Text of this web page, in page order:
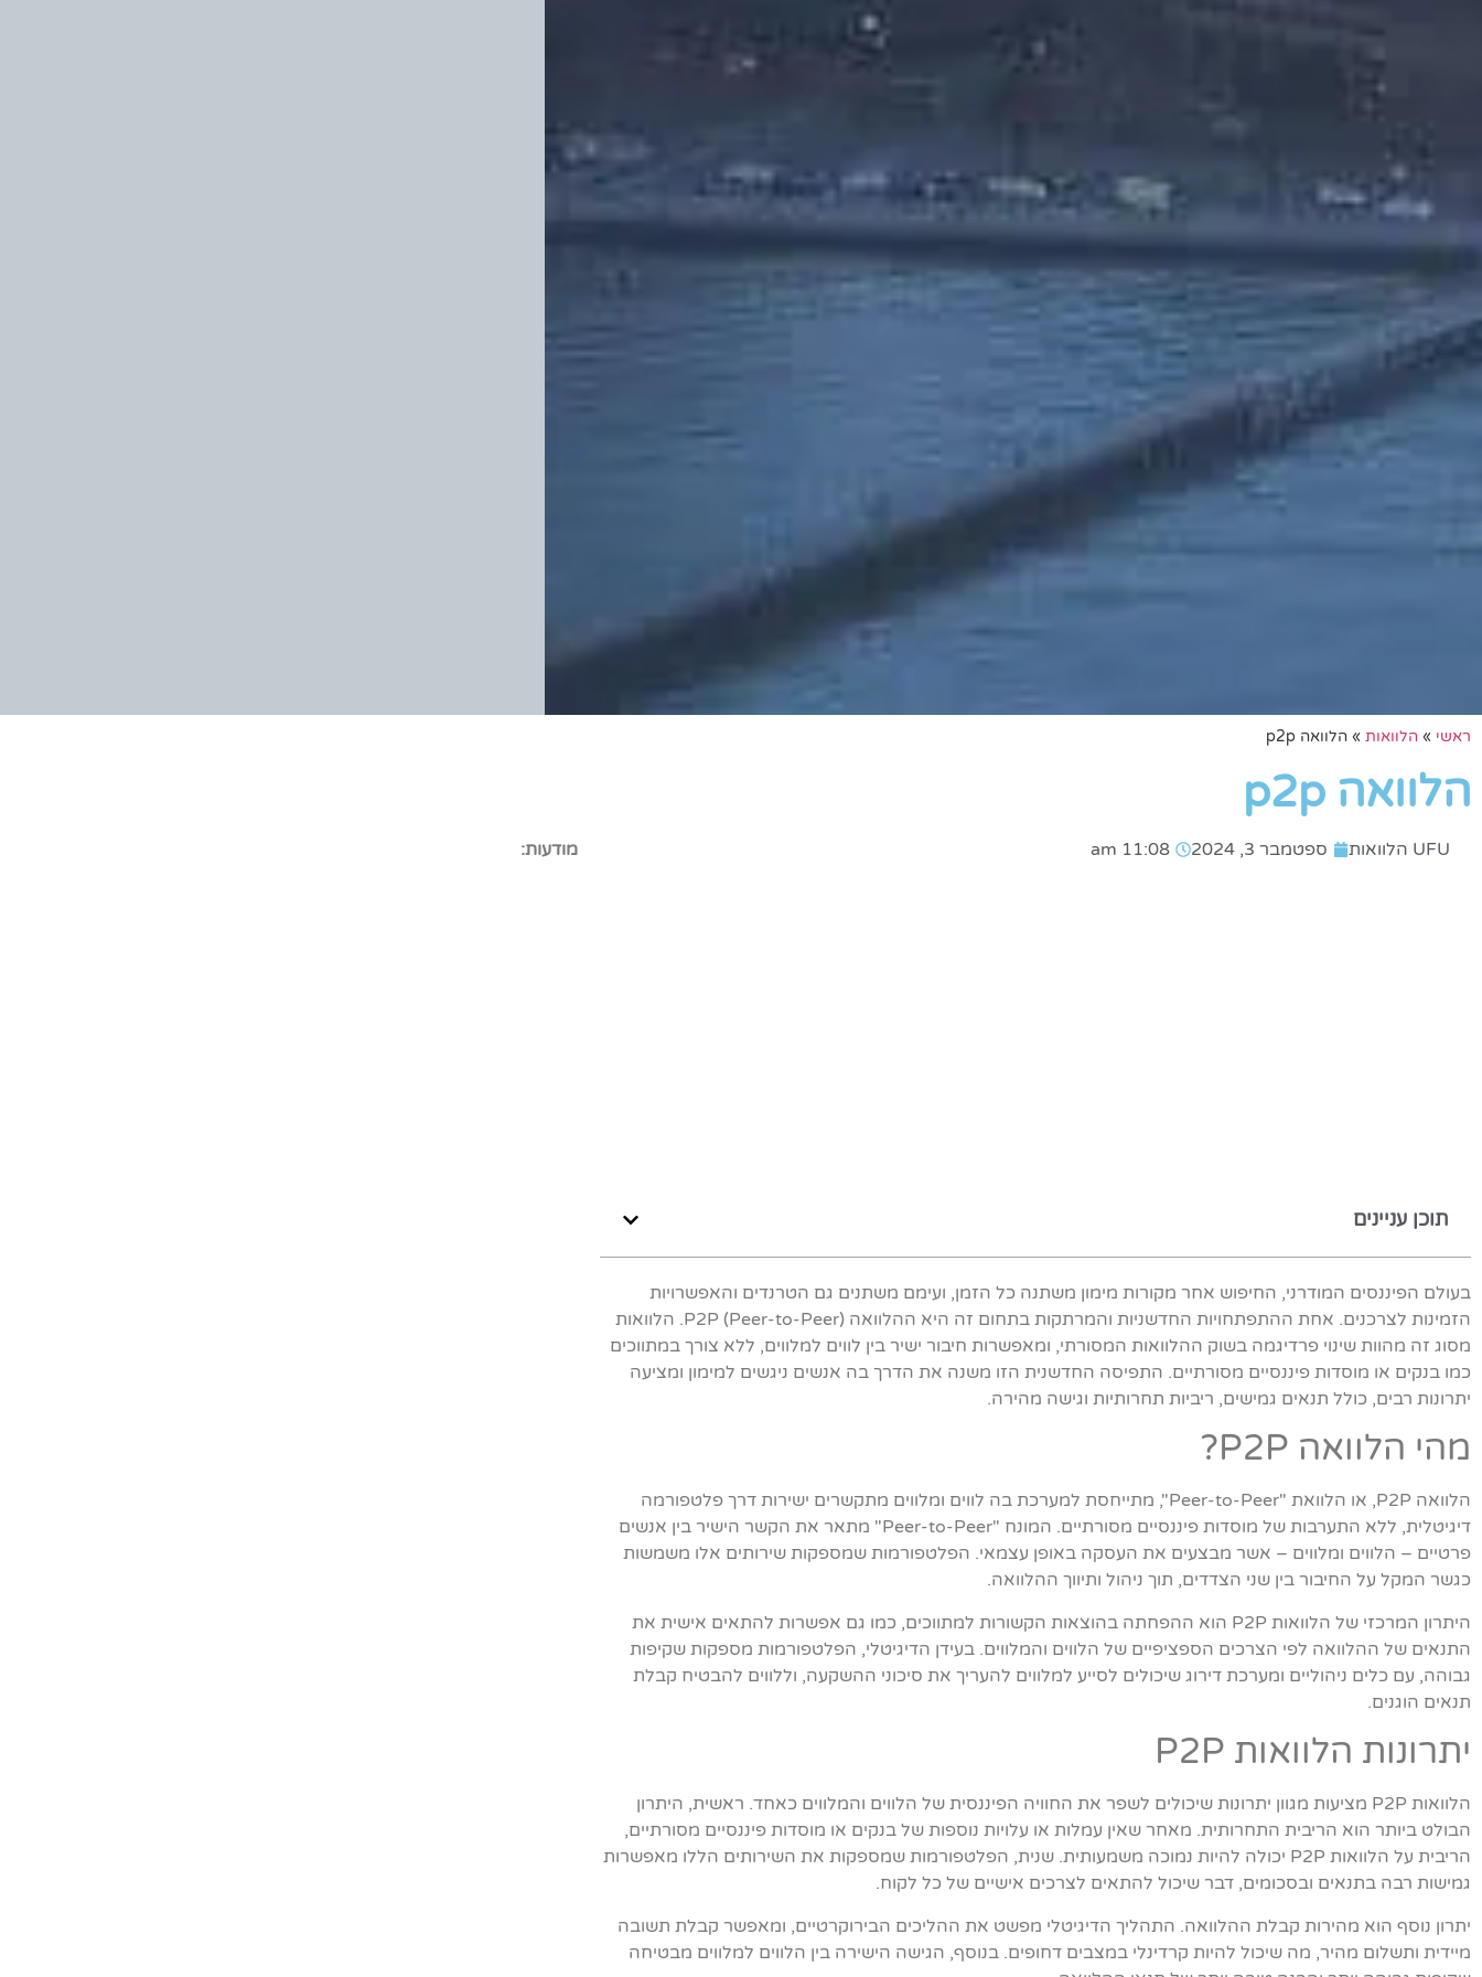
ראשי » הלוואות » הלוואה p2p
הלוואה p2p
UFU הלוואות ספטמבר 3, 2024 11:08 am
תוכן עניינים
בעולם הפיננסים המודרני, החיפוש אחר מקורות מימון משתנה כל הזמן, ועימם משתנים גם הטרנדים והאפשרויות
הזמינות לצרכנים. אחת ההתפתחויות החדשניות והמרתקות בתחום זה היא ההלוואה P2P (Peer-to-Peer). הלוואות
מסוג זה מהוות שינוי פרדיגמה בשוק ההלוואות המסורתי, ומאפשרות חיבור ישיר בין לווים למלווים, ללא צורך במתווכים
כמו בנקים או מוסדות פיננסיים מסורתיים. התפיסה החדשנית הזו משנה את הדרך בה אנשים ניגשים למימון ומציעה
יתרונות רבים, כולל תנאים גמישים, ריביות תחרותיות וגישה מהירה.
מהי הלוואה P2P?
הלוואה P2P, או הלוואת "Peer-to-Peer", מתייחסת למערכת בה לווים ומלווים מתקשרים ישירות דרך פלטפורמה
דיגיטלית, ללא התערבות של מוסדות פיננסיים מסורתיים. המונח "Peer-to-Peer" מתאר את הקשר הישיר בין אנשים
פרטיים – הלווים ומלווים – אשר מבצעים את העסקה באופן עצמאי. הפלטפורמות שמספקות שירותים אלו משמשות
כגשר המקל על החיבור בין שני הצדדים, תוך ניהול ותיווך ההלוואה.
היתרון המרכזי של הלוואות P2P הוא ההפחתה בהוצאות הקשורות למתווכים, כמו גם אפשרות להתאים אישית את
התנאים של ההלוואה לפי הצרכים הספציפיים של הלווים והמלווים. בעידן הדיגיטלי, הפלטפורמות מספקות שקיפות
גבוהה, עם כלים ניהוליים ומערכת דירוג שיכולים לסייע למלווים להעריך את סיכוני ההשקעה, וללווים להבטיח קבלת
תנאים הוגנים.
יתרונות הלוואות P2P
הלוואות P2P מציעות מגוון יתרונות שיכולים לשפר את החוויה הפיננסית של הלווים והמלווים כאחד. ראשית, היתרון
הבולט ביותר הוא הריבית התחרותית. מאחר שאין עמלות או עלויות נוספות של בנקים או מוסדות פיננסיים מסורתיים,
הריבית על הלוואות P2P יכולה להיות נמוכה משמעותית. שנית, הפלטפורמות שמספקות את השירותים הללו מאפשרות
גמישות רבה בתנאים ובסכומים, דבר שיכול להתאים לצרכים אישיים של כל לקוח.
יתרון נוסף הוא מהירות קבלת ההלוואה. התהליך הדיגיטלי מפשט את ההליכים הבירוקרטיים, ומאפשר קבלת תשובה
מיידית ותשלום מהיר, מה שיכול להיות קרדינלי במצבים דחופים. בנוסף, הגישה הישירה בין הלווים למלווים מבטיחה
מודעות: